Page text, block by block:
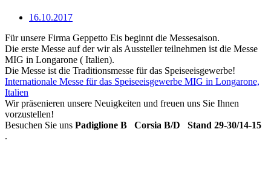
16.10.2017
Für unsere Firma Geppetto Eis beginnt die Messesaison.
Die erste Messe auf der wir als Aussteller teilnehmen ist die Messe
MIG in Longarone ( Italien).
Die Messe ist die Traditionsmesse für das Speiseeisgewerbe!
Internationale Messe für das Speiseeisgewerbe MIG in Longarone,
Italien
Wir präsenieren unsere Neuigkeiten und freuen uns Sie Ihnen
vorzustellen!
Besuchen Sie uns Padiglione B Corsia B/D Stand 29-30/14-15
.